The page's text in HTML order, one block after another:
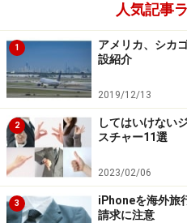
人気記事
1
アメリカ、シカ
設紹介
2019/12/13
2
してはいけない
スチャー11選
2023/02/06
3
iPhoneを海外旅
請求に注意